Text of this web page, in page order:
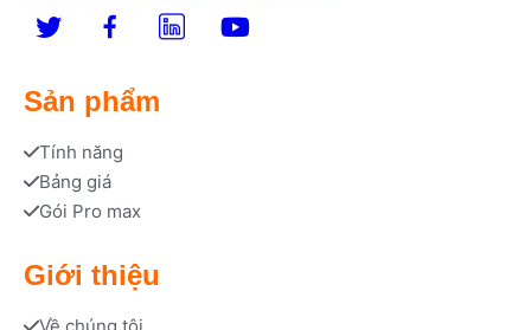
Sản phẩm
Tính năng
Bảng giá
Gói Pro max
Giới thiệu